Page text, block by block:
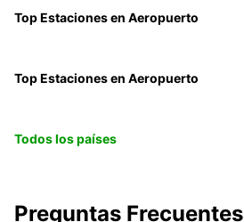
Top Estaciones en Aeropuerto
Top Estaciones en Aeropuerto
Todos los países
Preguntas Frecuentes